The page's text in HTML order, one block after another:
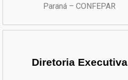
Paraná – CONFEPAR
Diretoria Executiva